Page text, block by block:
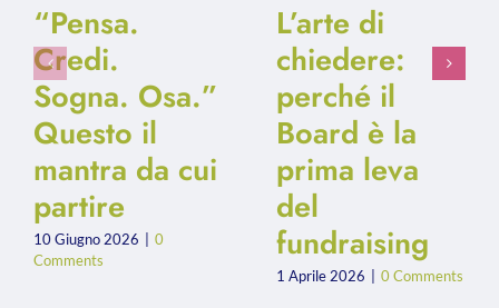
“Pensa.
Credi.
Sogna. Osa.”
Questo il
mantra da cui
partire
10 Giugno 2026
0
Comments
L’arte di
chiedere:
perché il
Board è la
prima leva
del
fundraising
1 Aprile 2026 0 Comments